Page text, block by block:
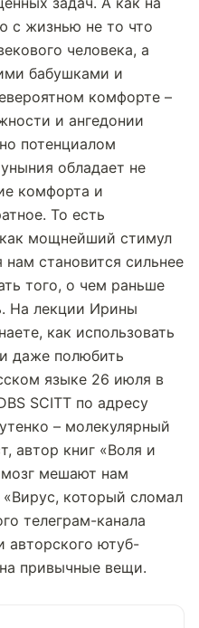
с жизнью не то что
человека, а
бабушками и
комфорте –
и ангедонии
потенциалом
обладает не
комфорта и
То есть
мощнейший стимул
становится сильнее
того, о чем раньше
На лекции Ирины
как использовать
даже полюбить
языке 26 июля в
SCITT по адресу
– молекулярный
автор книг «Воля и
мешают нам
который сломал
телеграм-канала
авторского ютуб-
привычные вещи.